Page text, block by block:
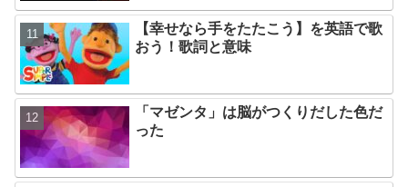
【幸せなら手をたたこう】を英語で歌
おう！歌詞と意味
「マゼンタ」は脳がつくりだした色だ
った